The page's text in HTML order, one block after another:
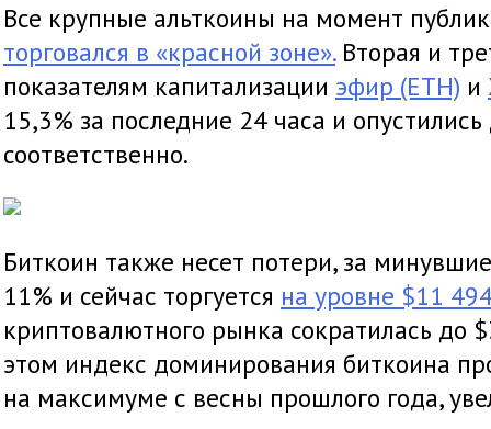
Все крупные альткоины на момент
торговался в «красной зоне».Вторая и
показателям капитализации эфир (ETH) и
15,3% за последние 24 часа и
соответственно.
Биткоин также несет потери, за
11% и сейчас торгуется на уровне $11
криптовалютного рынка сократилась до
этом индекс доминирования биткоина
на максимуме с весны прошлого года,